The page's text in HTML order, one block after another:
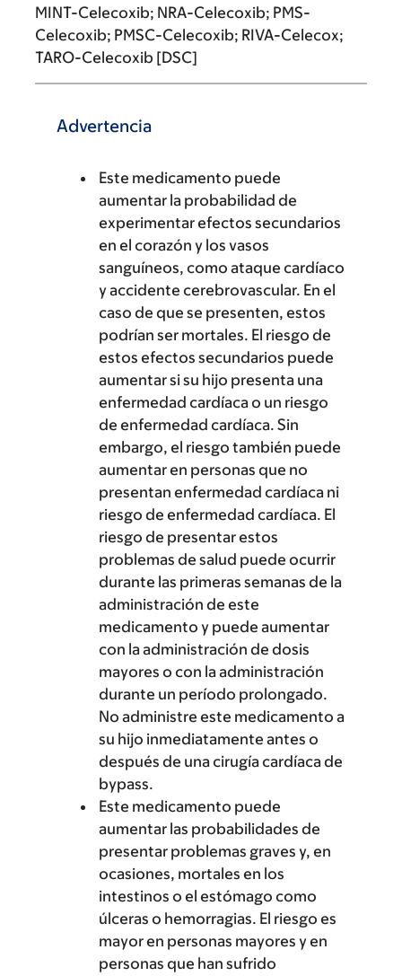
MINT-Celecoxib; NRA-Celecoxib; PMS-
Celecoxib; PMSC-Celecoxib; RIVA-Celecox;
TARO-Celecoxib [DSC]
Advertencia
Este medicamento puede
aumentar la probabilidad de
experimentar efectos secundarios
en el corazón y los vasos
sanguíneos, como ataque cardíaco
y accidente cerebrovascular. En el
caso de que se presenten, estos
podrían ser mortales. El riesgo de
estos efectos secundarios puede
aumentar si su hijo presenta una
enfermedad cardíaca o un riesgo
de enfermedad cardíaca. Sin
embargo, el riesgo también puede
aumentar en personas que no
presentan enfermedad cardíaca ni
riesgo de enfermedad cardíaca. El
riesgo de presentar estos
problemas de salud puede ocurrir
durante las primeras semanas de la
administración de este
medicamento y puede aumentar
con la administración de dosis
mayores o con la administración
durante un período prolongado.
No administre este medicamento a
su hijo inmediatamente antes o
después de una cirugía cardíaca de
bypass.
Este medicamento puede
aumentar las probabilidades de
presentar problemas graves y, en
ocasiones, mortales en los
intestinos o el estómago como
úlceras o hemorragias. El riesgo es
mayor en personas mayores y en
personas que han sufrido